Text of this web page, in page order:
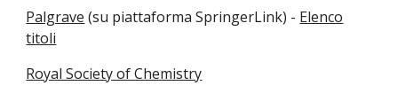
Palgrave (su piattaforma SpringerLink) - Elenco
titoli
Royal Society of Chemistry